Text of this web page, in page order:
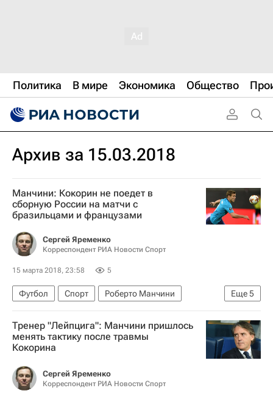
Политика В мире Экономика Общество
Архив за 15.03.2018
Манчини: Кокорин не поедет в
сборную России на матчи с
бразильцами и французами
Сергей Яременко
Корреспондент РИА Новости Спорт
15 марта 2018, 23:58 5
Еще5
Футбол Спорт
Роберто Манчини
Лига Европы УЕФА 2026-2027
Зенит
РБ Лейпциг
Александр Кокорин
Сборная России по футболу
Тренер "Лейпцига": Манчини пришлось
менять тактику после травмы
Кокорина
Сергей Яременко
Корреспондент РИА Новости Спорт